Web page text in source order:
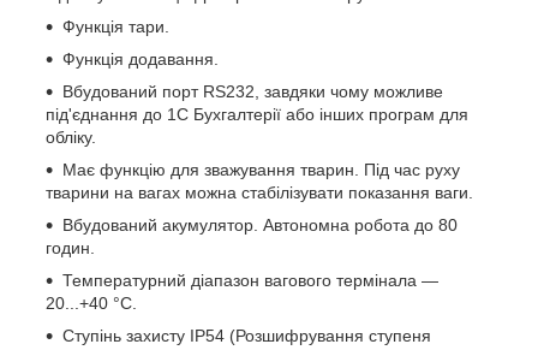
Функція тари.
Функція додавання.
Вбудований порт RS232, завдяки чому можливе
під'єднання до 1С Бухгалтерії або інших програм для
обліку.
Має функцію для зважування тварин. Під час руху
тварини на вагах можна стабілізувати показання ваги.
Вбудований акумулятор. Автономна робота до 80
годин.
Температурний діапазон вагового термінала —
20...+40 °C.
Ступінь захисту IP54 (Розшифрування ступеня